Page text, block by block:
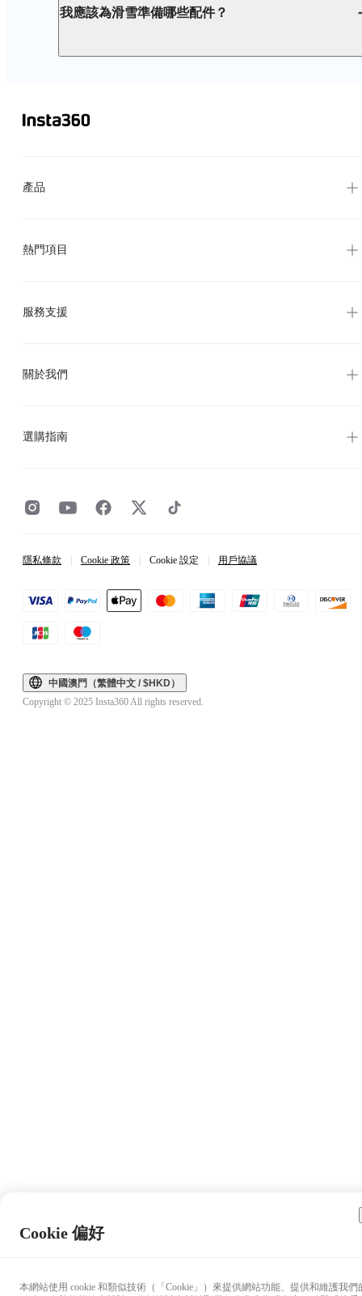
我應該為滑雪準備哪些配件？
產品
熱門項目
服務支援
關於我們
選購指南
隱私條款 Cookie 政策 Cookie 設定 用戶協議
中國澳門（繁體中文 / $HKD）
Copyright © 2025 Insta360 All rights reserved.
Cookie 偏好
本網站使用 cookie 和類似技術（「Cookie」）來提供網站功能、提供和維護我們